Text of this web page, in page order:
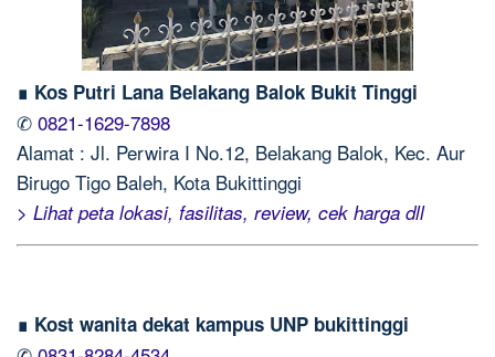
∎ Kos Putri Lana Belakang Balok Bukit Tinggi
✆ 0821-1629-7898
Alamat : Jl. Perwira I No.12, Belakang Balok, Kec. Aur
Birugo Tigo Baleh, Kota Bukittinggi
> Lihat peta lokasi, fasilitas, review, cek harga dll
∎ Kost wanita dekat kampus UNP bukittinggi